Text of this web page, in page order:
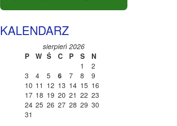
KALENDARZ
sierpień 2026
P
W Ś C P S
N
1
2
3
4 5 6 7 8
9
10 11 12 13 14 15 16
17 18 19 20 21 22 23
24 25 26 27 28 29 30
31